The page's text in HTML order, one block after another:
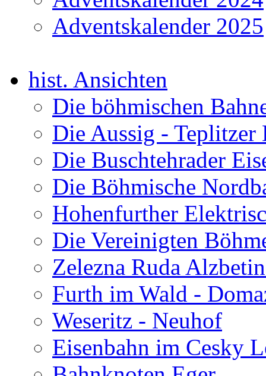
Adventskalender 2025
hist. Ansichten
Die böhmischen
Die Aussig - Teplitzer
Die Buschtehrader
Die Böhmische
Hohenfurther
Die Vereinigten
Zelezna Ruda
Furth im Wald -
Weseritz - Neuhof
Eisenbahn im Cesky